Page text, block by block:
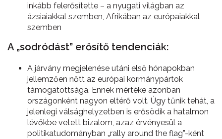
inkább felerősítette – a nyugati világban az
ázsiaiakkal szemben, Afrikában az európaiakkal
szemben
A „sodródást” erősítő tendenciák:
A járvány megjelenése utáni első hónapokban
jellemzően nőtt az európai kormánypártok
támogatottsága. Ennek mértéke azonban
országonként nagyon eltérő volt. Úgy tűnik tehát, a
jelenlegi válsághelyzetben is erősödik a hatalmon
lévőkbe vetett bizalom, azaz érvényesül a
politikatudományban „rally around the flag”-ként